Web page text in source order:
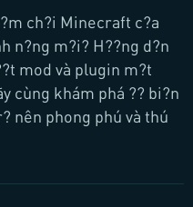
ch?i Minecraft c?a
n?ng m?i? H??ng d?n
mod và plugin m?t
cùng khám phá ?? bi?n
nên phong phú và thú